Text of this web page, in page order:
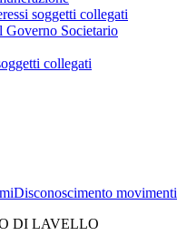
soggetti collegati
Governo Societario
collegati
Disconoscimento movimenti